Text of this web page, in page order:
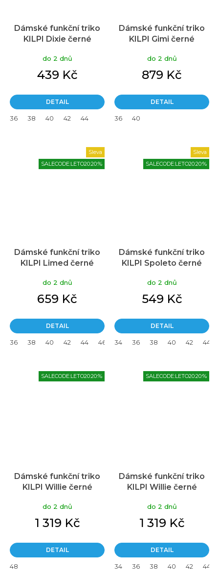
Dámské funkční triko
KILPI Dixie černé
do 2 dnů
439 Kč
DETAIL
36 38 40 42 44
Dámské funkční triko
KILPI Gimi černé
do 2 dnů
879 Kč
DETAIL
36 40
Sleva
SALECODE:LETO20:20:%
Dámské funkční triko
KILPI Limed černé
do 2 dnů
659 Kč
DETAIL
36 38 40 42 44 46
Sleva
SALECODE:LETO20:20:%
Dámské funkční triko
KILPI Spoleto černé
do 2 dnů
549 Kč
DETAIL
34 36 38 40 42 44
SALECODE:LETO20:20:%
Dámské funkční triko
KILPI Willie černé
do 2 dnů
1 319 Kč
DETAIL
48
SALECODE:LETO20:20:%
Dámské funkční triko
KILPI Willie černé
do 2 dnů
1 319 Kč
DETAIL
34 36 38 40 42 44